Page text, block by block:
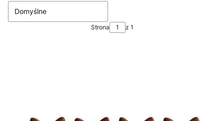
Domyślne
Strona z 1